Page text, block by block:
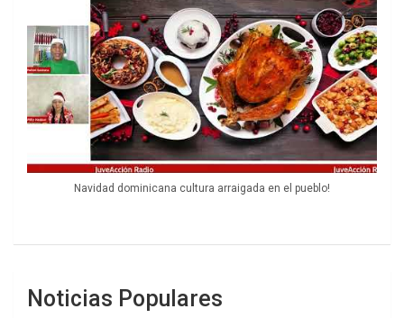
Navidad dominicana cultura arraigada en el pueblo!
Noticias Populares